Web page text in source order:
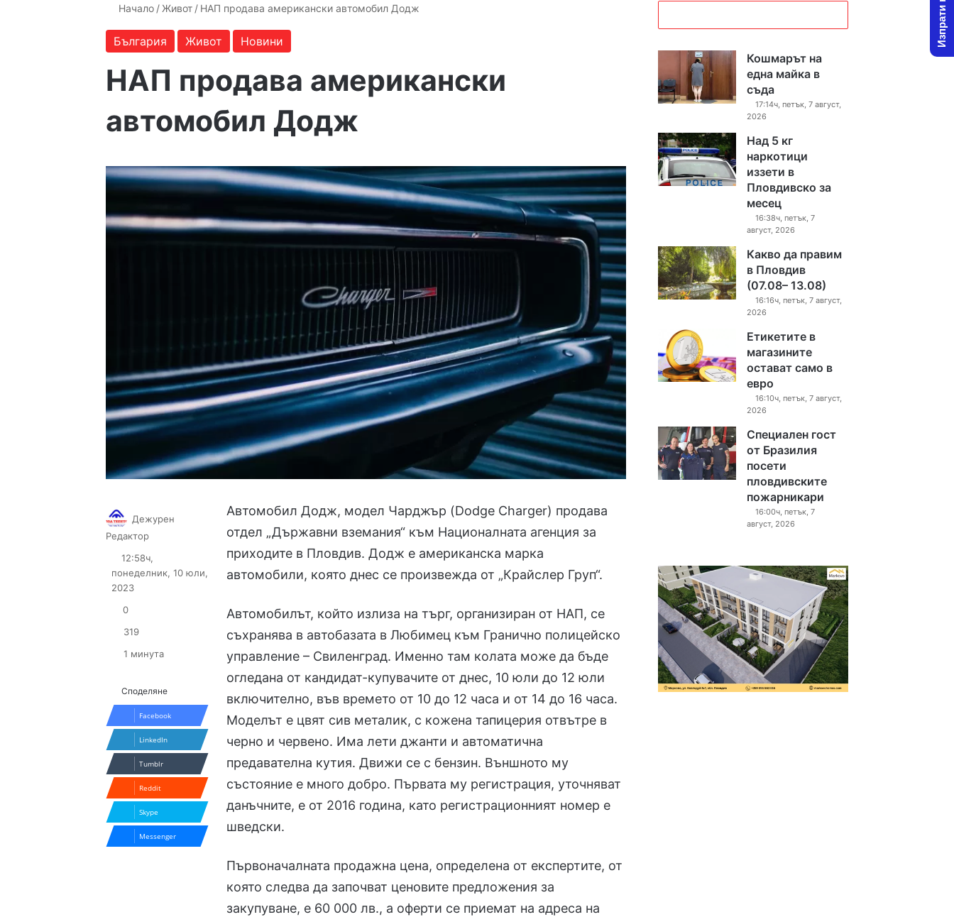
Начало / Живот / НАП продава американски автомобил Додж
България Живот Новини
НАП продава американски
автомобил Додж
Автомобил Додж, модел Чарджър (Dodge Charger) продава
отдел „Държавни вземания“ към Националната агенция за
приходите в Пловдив. Додж е американска марка
автомобили, която днес се произвежда от „Крайслер Груп“.
Автомобилът, който излиза на търг, организиран от НАП, се
съхранява в автобазата в Любимец към Гранично полицейско
управление – Свиленград. Именно там колата може да бъде
огледана от кандидат-купувачите от днес, 10 юли до 12 юли
включително, във времето от 10 до 12 часа и от 14 до 16 часа.
Моделът е цвят сив металик, с кожена тапицерия отвътре в
черно и червено. Има лети джанти и автоматична
предавателна кутия. Движи се с бензин. Външното му
състояние е много добро. Първата му регистрация, уточняват
данъчните, е от 2016 година, като регистрационният номер е
шведски.
Първоначалната продажна цена, определена от експертите, от
която следва да започват ценовите предложения за
закупуване, е 60 000 лв., а оферти се приемат на адреса на
Дежурен
Редактор
12:58ч,
понеделник, 10 юли,
2023
0
319
1 минута
Споделяне
Facebook
LinkedIn
Tumblr
Reddit
Skype
Messenger
Кошмарът на
една майка в
съда
17:14ч, петък, 7 август,
2026
Над 5 кг
наркотици
иззети в
Пловдивско за
месец
16:38ч, петък, 7
август, 2026
Какво да правим
в Пловдив
(07.08– 13.08)
16:16ч, петък, 7 август,
2026
Етикетите в
магазините
остават само в
евро
16:10ч, петък, 7 август,
2026
Специален гост
от Бразилия
посети
пловдивските
пожарникари
16:00ч, петък, 7
август, 2026